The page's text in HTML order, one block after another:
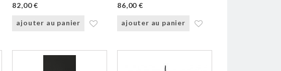
82,00 €
ajouter au panier
86,00 €
ajouter au panier